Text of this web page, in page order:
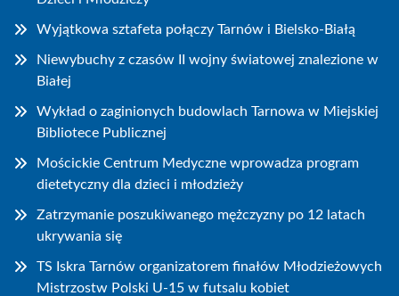
Wyjątkowa sztafeta połączy Tarnów i Bielsko-Białą
Niewybuchy z czasów II wojny światowej znalezione w
Białej
Wykład o zaginionych budowlach Tarnowa w Miejskiej
Bibliotece Publicznej
Mościckie Centrum Medyczne wprowadza program
dietetyczny dla dzieci i młodzieży
Zatrzymanie poszukiwanego mężczyzny po 12 latach
ukrywania się
TS Iskra Tarnów organizatorem finałów Młodzieżowych
Mistrzostw Polski U-15 w futsalu kobiet